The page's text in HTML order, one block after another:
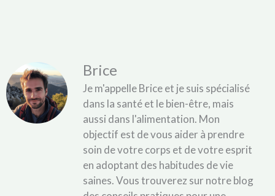
Brice
Je m'appelle Brice et je suis spécialisé
dans la santé et le bien-être, mais
aussi dans l'alimentation. Mon
objectif est de vous aider à prendre
soin de votre corps et de votre esprit
en adoptant des habitudes de vie
saines. Vous trouverez sur notre blog